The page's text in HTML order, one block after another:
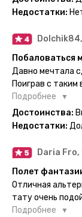
рекомендую,
временные
больше ничего и
Недостатки:
Dolchik84,
Побаловаться
Давно мечтала
Поиграв с таким
постоянной
возможность.
одной
Подробнее
Достоинства:
Недостатки:
Daria Fro,
Полет
Отличная
тату очень
эскиз им
Подробнее